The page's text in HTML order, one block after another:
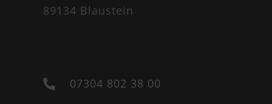
89134 Blaustein
 07304 802 38 00